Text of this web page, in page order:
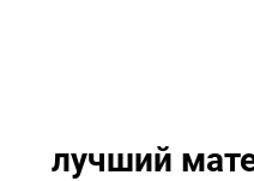
лучший